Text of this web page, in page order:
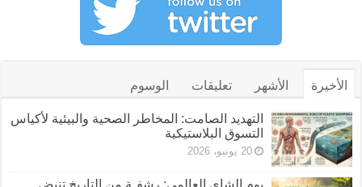
الأخيرة الأشهر تعليقات الوسوم
التهديد الصامت: المخاطر الصحية والبيئية لأكياس
التسوق البلاستيكية
20 يونيو، 2026
يوم الشاي العالمي: رشفـة من التاريخ تنبض